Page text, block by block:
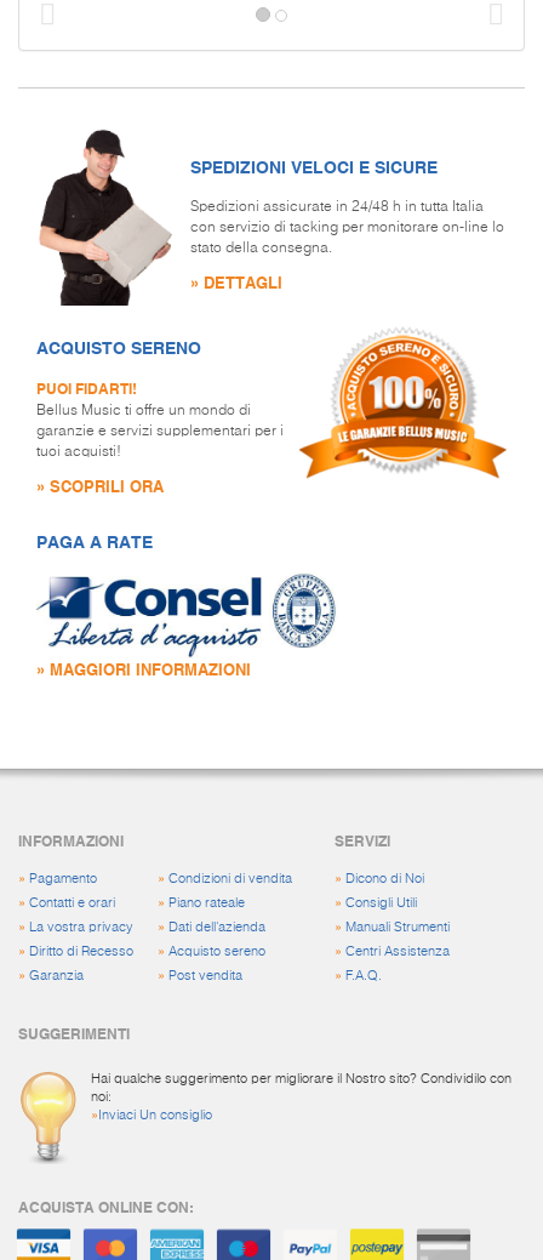
SPEDIZIONI VELOCI E SICURE
Spedizioni assicurate in 24/48 h in tutta Italia
con servizio di tacking per monitorare on-line lo
stato della consegna.
» DETTAGLI
ACQUISTO SERENO
PUOI FIDARTI!
Bellus Music ti offre un mondo di
garanzie e servizi supplementari per i
tuoi acquisti!
» SCOPRILI ORA
PAGA A RATE
» MAGGIORI INFORMAZIONI
INFORMAZIONI
» Pagamento
» Contatti e orari
» La vostra privacy
» Diritto di Recesso
» Garanzia
» Condizioni di vendita
» Piano rateale
» Dati dell'azienda
» Acquisto sereno
» Post vendita
SERVIZI
» Dicono di Noi
»Consigli Utili
» Manuali Strumenti
»Centri Assistenza
» F.A.Q.
SUGGERIMENTI
Hai qualche suggerimento per migliorare il Nostro sito? Condividilo con
noi:
» Inviaci Un consiglio
ACQUISTA ONLINE CON: